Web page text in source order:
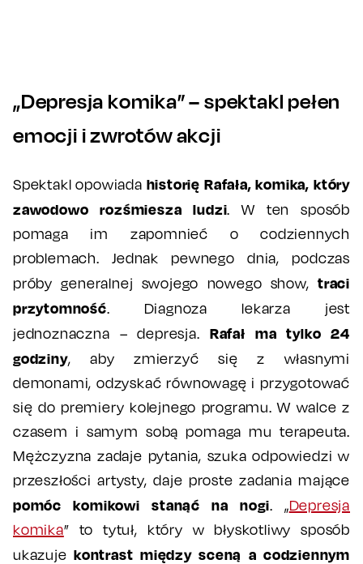
„Depresja komika” – spektakl pełen
emocji i zwrotów akcji
Spektakl opowiada historię Rafała, komika, który
zawodowo rozśmiesza ludzi. W ten sposób
pomaga im zapomnieć o codziennych
problemach. Jednak pewnego dnia, podczas
próby generalnej swojego nowego show, traci
przytomność. Diagnoza lekarza jest
jednoznaczna – depresja. Rafał ma tylko 24
godziny, aby zmierzyć się z własnymi
demonami, odzyskać równowagę i przygotować
się do premiery kolejnego programu. W walce z
czasem i samym sobą pomaga mu terapeuta.
Mężczyzna zadaje pytania, szuka odpowiedzi w
przeszłości artysty, daje proste zadania mające
pomóc komikowi stanąć na nogi. „Depresja
komika” to tytuł, który w błyskotliwy sposób
ukazujekontrast między sceną a codziennym